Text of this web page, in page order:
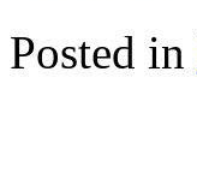
Posted in